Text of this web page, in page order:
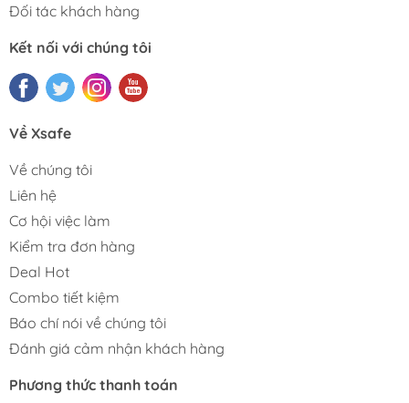
Đối tác khách hàng
Kết nối với chúng tôi
Về Xsafe
Về chúng tôi
Liên hệ
Cơ hội việc làm
Kiểm tra đơn hàng
Deal Hot
Combo tiết kiệm
Báo chí nói về chúng tôi
Đánh giá cảm nhận khách hàng
Phương thức thanh toán